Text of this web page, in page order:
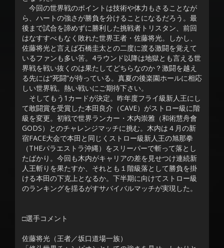
今回の世界戦のポイントは技術や体力もさることなが
ら、ハートの強さが勝負を分けることになるだろう。最
後まで試合を諦めずに勝利した挑戦者トリスタン、前回
はなすすべもなく敗れた世界王者・佐藤将光。しかし、
佐藤将光と言えば石橋圭太との二度に渡る激闘を覚えて
いるファンも多い筈。4ラウンド以降は地獄とも言える世
界戦を戦い抜くのは果たしてどちらなのか？激闘を越え
る先には“死闘”が待っている。真夏の後楽園ホールに相応
しい世界戦。熱い戦いにご期待下さい。
そしてもう1カードが決定。昨年度フライ級新人王にし
て敢闘賞を受賞した本田良介（CAVE）がストロー級に階
級を変更。初戦で世界ランカー・木内崇雅（和術慧舟會
GODS）とのチャレンジマッチに挑む。木内は４月の新
宿FACE大会で本田と同じくストロー級新人王の旭那拳
（THEパラエストラ沖縄）をスリーパーで斬って落とし
たばかり。今回も木内がキャリアの差を見せつけ連続新
人王斬りを果たすか、それとも１階級落として勝負を掛
ける本田の下克上となるか。下半期に向けてストロー級
のランキングを揺るがすサバイバルマッチが実現した。
□選手コメント
佐藤将光（王者／坂口道場一族）